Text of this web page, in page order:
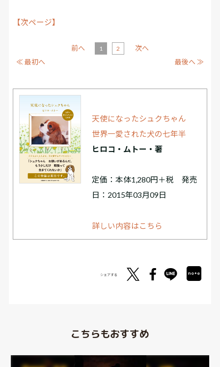
【次ページ】
≪ 最初へ
前へ 1 2
次へ
最後へ ≫
天使になったシュクちゃん
世界一愛された犬の七年半
ヒロコ・ムトー・著
定価：本体1,280円＋税 発売
日：2015年03月09日
詳しい内容はこちら
シェアする
こちらもおすすめ